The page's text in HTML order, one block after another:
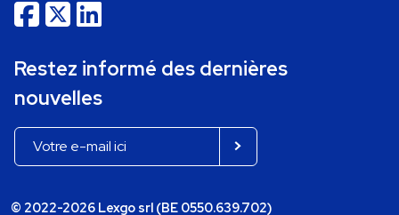
Restez informé des dernières
nouvelles
© 2022-2026 Lexgo srl (BE 0550.639.702)